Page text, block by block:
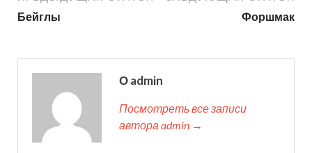
Бейглы Форшмак
О admin
Посмотреть все записи
автора admin →